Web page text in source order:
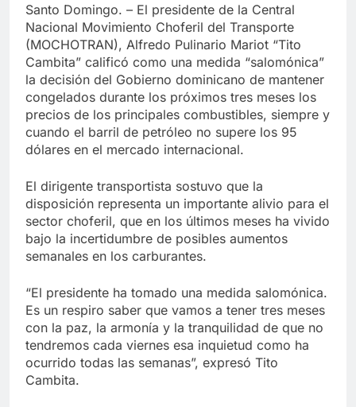
Santo Domingo. – El presidente de la Central
Nacional Movimiento Choferil del Transporte
(MOCHOTRAN), Alfredo Pulinario Mariot “Tito
Cambita” calificó como una medida “salomónica”
la decisión del Gobierno dominicano de mantener
congelados durante los próximos tres meses los
precios de los principales combustibles, siempre y
cuando el barril de petróleo no supere los 95
dólares en el mercado internacional.
El dirigente transportista sostuvo que la
disposición representa un importante alivio para el
sector choferil, que en los últimos meses ha vivido
bajo la incertidumbre de posibles aumentos
semanales en los carburantes.
“El presidente ha tomado una medida salomónica.
Es un respiro saber que vamos a tener tres meses
con la paz, la armonía y la tranquilidad de que no
tendremos cada viernes esa inquietud como ha
ocurrido todas las semanas”, expresó Tito
Cambita.